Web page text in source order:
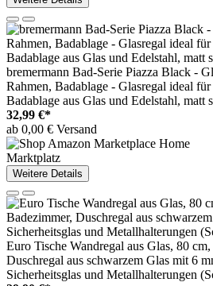
bremermann Bad-Serie Piazza Black -
Rahmen, Badablage - Glasregal ideal
Badablage aus Glas und Edelstahl, matt
32,99 €*
ab 0,00 € Versand
Marktplatz
Weitere Details
Euro Tische Wandregal aus Glas, 80
Duschregal aus schwarzem Glas mit 6
Sicherheitsglas und Metallhalterungen